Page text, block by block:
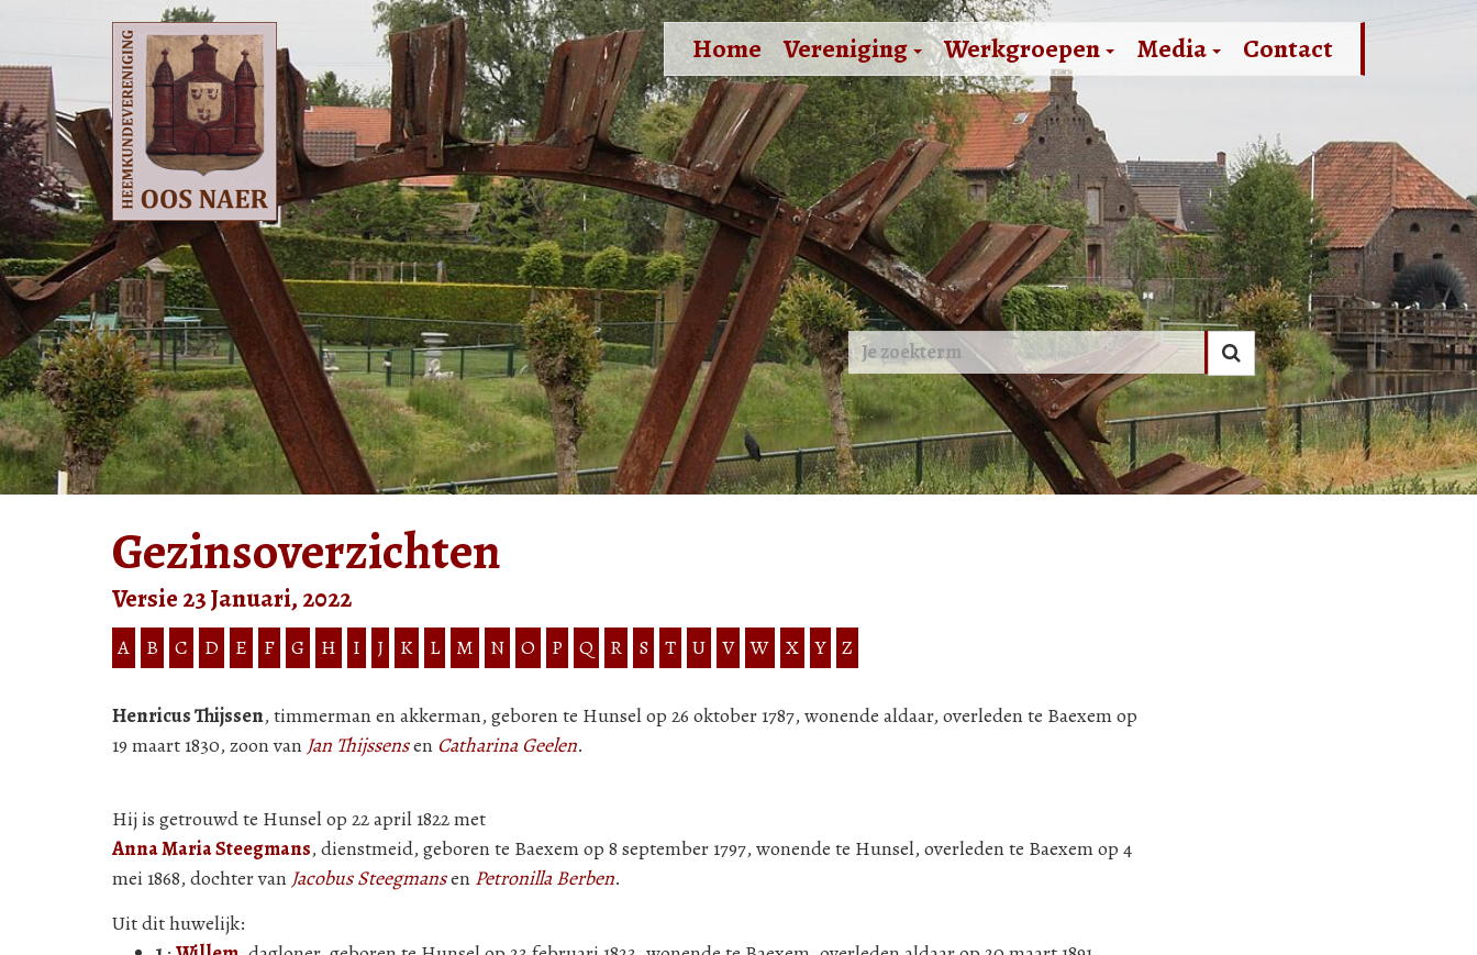
Home Vereniging Werkgroepen Media Contact
Gezinsoverzichten
Versie 23 Januari, 2022
A B C D E F G H I J K L M N O P Q R S T U V W X Y Z
Henricus Thijssen, timmerman en akkerman, geboren te Hunsel op 26 oktober 1787, wonende aldaar, overleden te Baexem op
19 maart 1830, zoon van Jan Thijssensen Catharina Geelen.
Hij is getrouwd te Hunsel op 22 april 1822 met
Anna Maria Steegmans, dienstmeid, geboren te Baexem op 8 september 1797, wonende te Hunsel, overleden te Baexem op 4
mei 1868, dochter van Jacobus Steegmansen Petronilla Berben.
Uit dit huwelijk: